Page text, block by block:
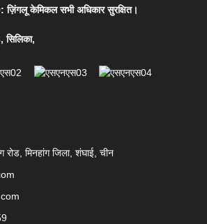
केमिकल सभी अधिकार सुरक्षित।
,सिलिका,
रोड, मिनहांग जिला, शंघाई, चीन